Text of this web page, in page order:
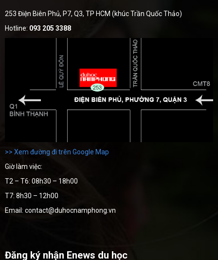
253 Điện Biên Phủ, P7, Q3, TP HCM (khúc Trần Quốc Thảo)
Hotline: 093 205 3388
>> Xem đường đi trên Google Map
Giờ làm việc:
T2 – T6: 08h30 – 18h00
T7: 8h30 – 12h00
Email: contact@duhocnamphong.vn
Đăng ký nhận Enews du học